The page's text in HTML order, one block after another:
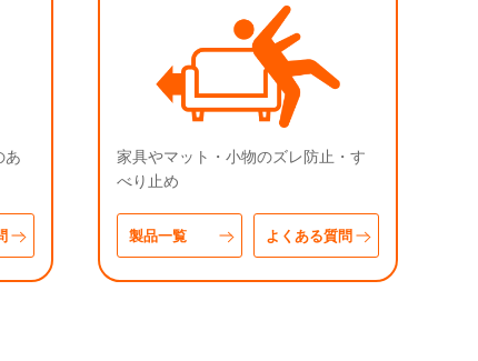
あ
家具やマット・小物のズレ防止・す
べり止め
製品一覧 よくある質問